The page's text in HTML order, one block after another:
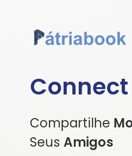
Connect
Compartilhe
Seus Amigos